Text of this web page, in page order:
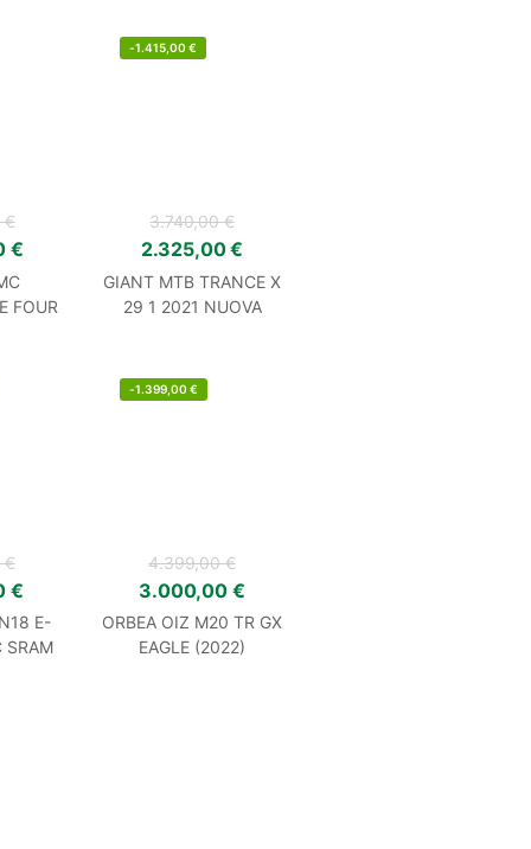
€
€
FOUR
-1.415,00€
3.740,00€
2.325,00€
GIANT MTB TRANCE X
29 1 2021 NUOVA
€
€
E-
SRAM
-1.399,00€
4.399,00€
3.000,00 €
ORBEA OIZ M20 TR GX
EAGLE (2022)